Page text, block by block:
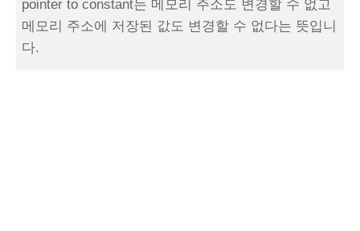
pointer to constant는 메모리 주소도 변경할 수 없고
메모리 주소에 저장된 값도 변경할 수 없다는 뜻입니
다.